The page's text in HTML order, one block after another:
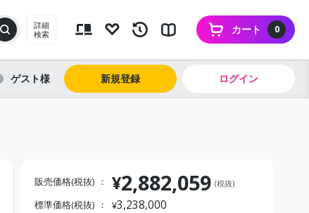
詳細
検索
0
カート
ゲスト 新規登録 ログイン
販売価格(税抜) ¥2,882,059 (税抜)
標準価格(税抜) ¥3,238,000